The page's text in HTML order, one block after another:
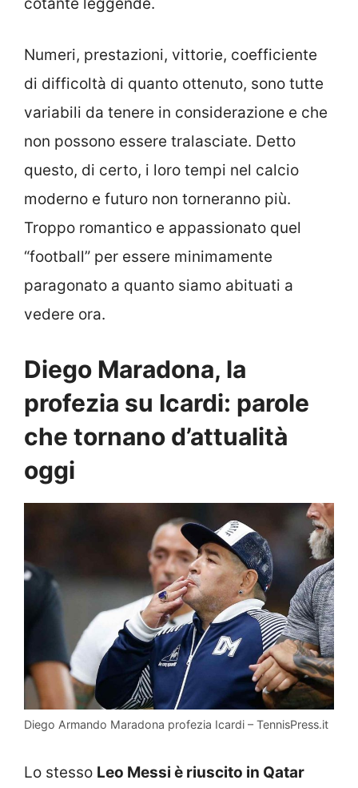
Numeri, prestazioni, vittorie, coefficiente
di difficoltà di quanto ottenuto, sono tutte
variabili da tenere in considerazione e che
non possono essere tralasciate. Detto
questo, di certo, i loro tempi nel calcio
moderno e futuro non torneranno più.
Troppo romantico e appassionato quel
“football” per essere minimamente
paragonato a quanto siamo abituati a
vedere ora.
Diego Maradona, la
profezia su Icardi: parole
che tornano d’attualità
oggi
Diego Armando Maradona profezia Icardi – TennisPress.it
Lo stesso Leo Messi è riuscito in Qatar